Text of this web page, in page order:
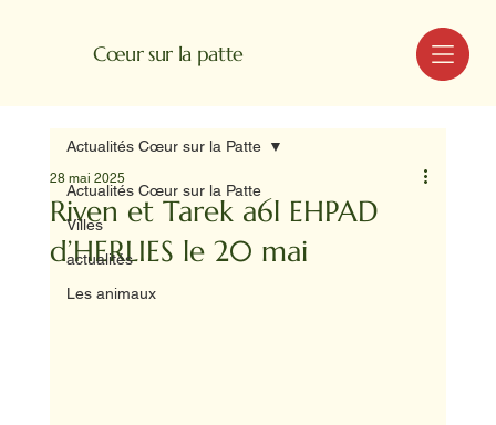
Cœur sur la patte MENU
Actualités Cœur sur la Patte
Villes
actualités
Les animaux
Actualités Cœur sur la Patte
Riven et Tarek a6l EHPAD
d’HERLIES le 20 mai
28 mai 2025